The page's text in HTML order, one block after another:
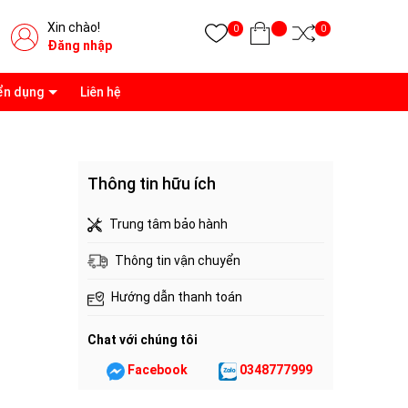
Xin chào!
Đăng nhập
0 0
dụng Liên hệ
Thông tin hữu ích
Trung tâm bảo hành
Thông tin vận chuyển
Hướng dẫn thanh toán
Chat với chúng tôi
Facebook 0348777999